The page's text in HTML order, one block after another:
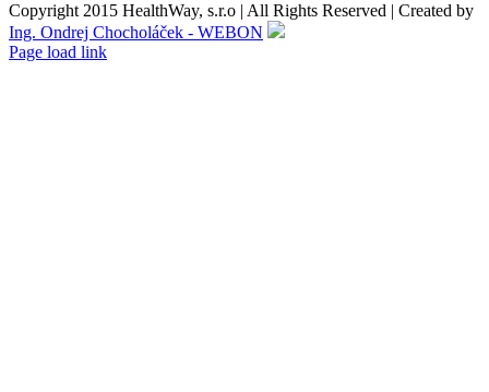
Copyright 2015 HealthWay, s.r.o | All Rights Reserved | Created by
Ing. Ondrej Chocholáček - WEBON
Page load link